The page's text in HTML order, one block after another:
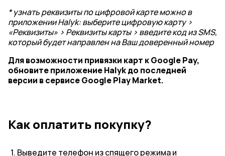
* узнать реквизиты по цифровой карте можно в
приложении Halyk: выберите цифровую карту >
«Реквизиты» > Реквизиты карты > введите код из SMS,
который будет направлен на Ваш доверенный номер
Для возможности привязки карт к Google Pay,
обновите приложение Halyk до последней
версии в сервисе Google Play Market.
Как оплатить покупку?
Выведите телефон из спящего режима и